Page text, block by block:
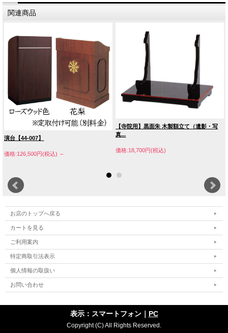
関連商品
演台【44-007】
価格:126,500円(税込)～
【寺院用】黒面朱 木製額立て（遺影・写
真...
価格:18,700円(税込)
お店のトップへ戻る
カートを見る
ご利用案内
特定商取引法表示
個人情報の取扱い
お問い合わせ
表示：スマートフォン｜ PC
Copyright (C) All Rights Reserved.